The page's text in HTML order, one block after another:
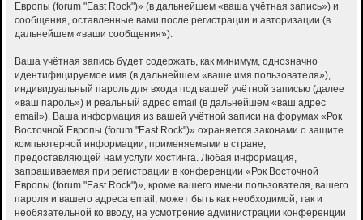
Европы (forum "East Rock")» (в дальнейшем «ваша учётная запись») и
сообщения, оставленные вами после регистрации и авторизации (в
дальнейшем «ваши сообщения»).
Ваша учётная запись будет содержать, как минимум, однозначно
идентифицируемое имя (в дальнейшем «ваше имя пользователя»),
индивидуальный пароль для входа под вашей учётной записью (далее
«ваш пароль») и реальный адрес email (в дальнейшем «ваш адрес
email»). Ваша информация из вашей учётной записи на форумах «Рок
Восточной Европы (forum "East Rock")» охраняется законами о защите
компьютерной информации, применяемыми в стране,
предоставляющей нам услуги хостинга. Любая информация,
запрашиваемая при регистрации в конференции «Рок Восточной
Европы (forum "East Rock")», кроме вашего имени пользователя, вашего
пароля и вашего адреса email, может быть как необходимой, так и
необязательной ко вводу, на усмотрение администрации конференции